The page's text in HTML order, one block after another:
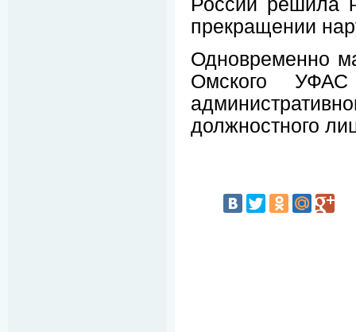
прекращении
Одновременно
Омского
должностного